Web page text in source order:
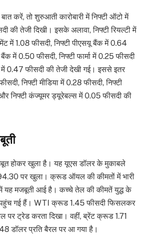
करें, तो शुरुआती कारोबारी में निफ्टी ऑटो में
की तेजी दिखी। इसके अलावा, निफ्टी रियल्टी में
में 1.08 फीसदी, निफ्टी पीएसयू बैंक में 0.64
बैंक में 0.50 फीसदी, निफ्टी फार्मा में 0.25 फीसदी
में 0.47 फीसदी की तेजी देखी गई। इससे इतर
निफ्टी मीडिया में 0.28 फीसदी, निफ्टी
निफ्टी कंज्यूमर ड्यूरेबल्स में 0.05 फीसदी की
होकर खुला है। यह यूएस डॉलर के मुकाबले
पर खुला। क्रूड ऑयल की कीमतों में भारी
यह मजबूती आई है। कच्चे तेल की कीमतें युद्ध के
गई हैं। WTI क्रूड 1.45 फीसदी फिसलकर
पर ट्रेड करता दिखा। वहीं, ब्रेंट क्रूड 1.71
डॉलर प्रति बैरल पर आ गया है।